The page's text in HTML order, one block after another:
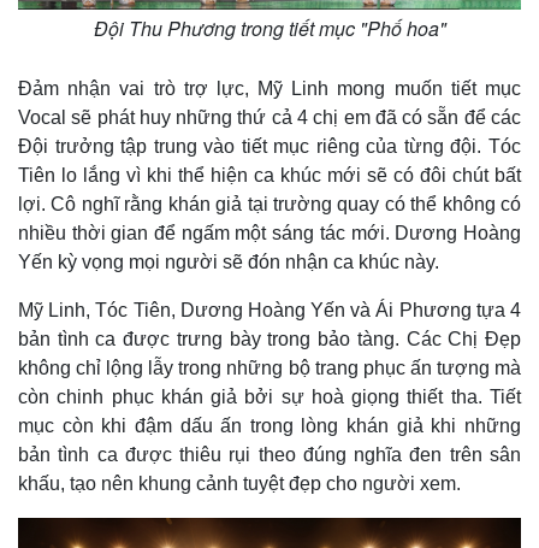
Đội Thu Phương trong tiết mục "Phố hoa"
Đảm nhận vai trò trợ lực, Mỹ Linh mong muốn tiết mục
Vocal sẽ phát huy những thứ cả 4 chị em đã có sẵn để các
Đội trưởng tập trung vào tiết mục riêng của từng đội. Tóc
Tiên lo lắng vì khi thể hiện ca khúc mới sẽ có đôi chút bất
lợi. Cô nghĩ rằng khán giả tại trường quay có thể không có
nhiều thời gian để ngấm một sáng tác mới. Dương Hoàng
Yến kỳ vọng mọi người sẽ đón nhận ca khúc này.
Mỹ Linh, Tóc Tiên, Dương Hoàng Yến và Ái Phương tựa 4
bản tình ca được trưng bày trong bảo tàng. Các Chị Đẹp
không chỉ lộng lẫy trong những bộ trang phục ấn tượng mà
còn chinh phục khán giả bởi sự hoà giọng thiết tha. Tiết
mục còn khi đậm dấu ấn trong lòng khán giả khi những
bản tình ca được thiêu rụi theo đúng nghĩa đen trên sân
khấu, tạo nên khung cảnh tuyệt đẹp cho người xem.